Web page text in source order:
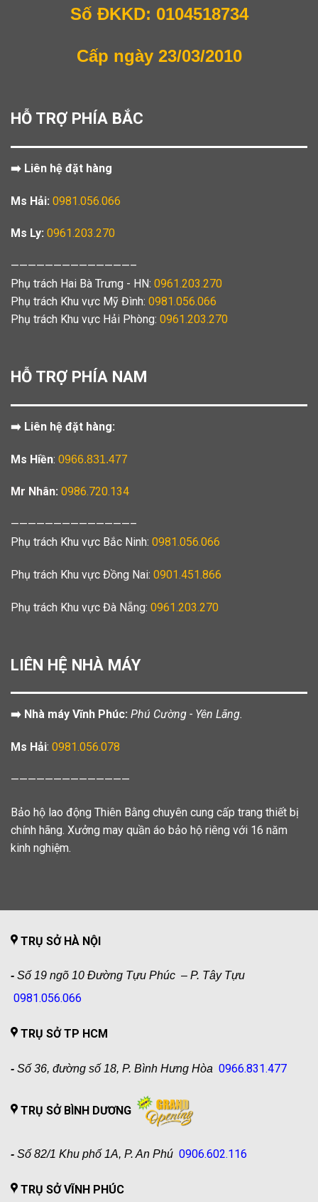
Số ĐKKD: 0104518734
Cấp ngày 23/03/2010
HỖ TRỢ PHÍA BẮC
➡️ Liên hệ đặt hàng
Ms Hải: 0981.056.066
Ms Ly: 0961.203.270
——————————————–
Phụ trách Hai Bà Trưng - HN: 0961.203.270
Phụ trách Khu vực Mỹ Đình: 0981.056.066
Phụ trách Khu vực Hải Phòng: 0961.203.270
HỖ TRỢ PHÍA NAM
➡️ Liên hệ đặt hàng:
Ms Hiền: 0966.831.477
Mr Nhân: 0986.720.134
——————————————–
Phụ trách Khu vực Bắc Ninh: 0981.056.066
Phụ trách Khu vực Đồng Nai: 0901.451.866
Phụ trách Khu vực Đà Nẵng: 0961.203.270
LIÊN HỆ NHÀ MÁY
➡️ Nhà máy Vĩnh Phúc: Phú Cường - Yên Lãng.
Ms Hải: 0981.056.078
——————————————
Bảo hộ lao động Thiên Bằng chuyên cung cấp trang thiết bị
chính hãng. Xưởng may quần áo bảo hộ riêng với 16 năm
kinh nghiệm.
TRỤ SỞ HÀ NỘI
- Số 19 ngõ 10 Đường Tựu Phúc – P. Tây Tựu
0981.056.066
TRỤ SỞ TP HCM
- Số 36, đường số 18, P. Bình Hưng Hòa 0966.831.477
TRỤ SỞ BÌNH DƯƠNG
- Số 82/1 Khu phố 1A, P. An Phú 0906.602.116
TRỤ SỞ VĨNH PHÚC